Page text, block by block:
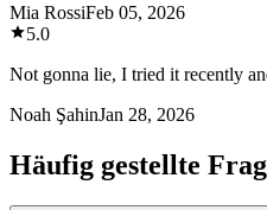
Mia RossiFeb 05, 2026
5.0
Not gonna lie, I tried it recently
Noah ŞahinJan 28, 2026
Häufig gestellte